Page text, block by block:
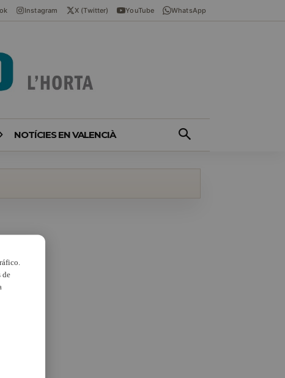
Instagram X (Twitter) YouTube WhatsApp
NOTÍCIES EN VALENCIÀ
de